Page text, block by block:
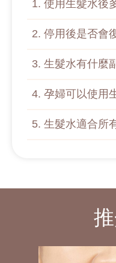
1. 使用生髮水後
2. 停用後是否會
3. 生髮水有什麼
4. 孕婦可以使用
5. 生髮水適合所